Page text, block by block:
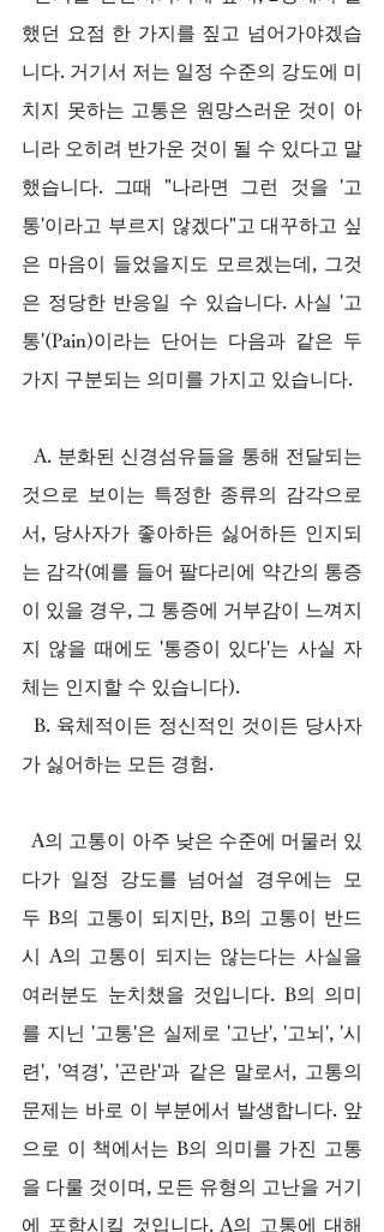
했던 요점 한 가지를 짚고 넘어가야겠습
니다. 거기서 저는 일정 수준의 강도에 미
치지 못하는 고통은 원망스러운 것이 아
니라 오히려 반가운 것이 될 수 있다고 말
했습니다. 그때 "나라면 그런 것을 '고
통'이라고 부르지 않겠다"고 대꾸하고 싶
은 마음이 들었을지도 모르겠는데, 그것
은 정당한 반응일 수 있습니다. 사실 '고
통'(Pain)이라는 단어는 다음과 같은 두
가지 구분되는 의미를 가지고 있습니다.
것으로 보이는 특정한 종류의 감각으로
서, 당사자가 좋아하든 싫어하든 인지되
는 감각(예를 들어 팔다리에 약간의 통증
이 있을 경우, 그 통증에 거부감이 느껴지
지 않을 때에도 '통증이 있다'는 사실 자
체는 인지할 수 있습니다).
가 싫어하는 모든 경험.
다가 일정 강도를 넘어설 경우에는 모
두 B의 고통이 되지만, B의 고통이 반드
시 A의 고통이 되지는 않는다는 사실을
여러분도 눈치챘을 것입니다. B의 의미
를 지닌 '고통'은 실제로 '고난', '고뇌', '시
련', '역경', '곤란'과 같은 말로서, 고통의
문제는 바로 이 부분에서 발생합니다. 앞
으로 이 책에서는 B의 의미를 가진 고통
을 다룰 것이며, 모든 유형의 고난을 거기
에 포함시킬 것입니다. A의 고통에 대해